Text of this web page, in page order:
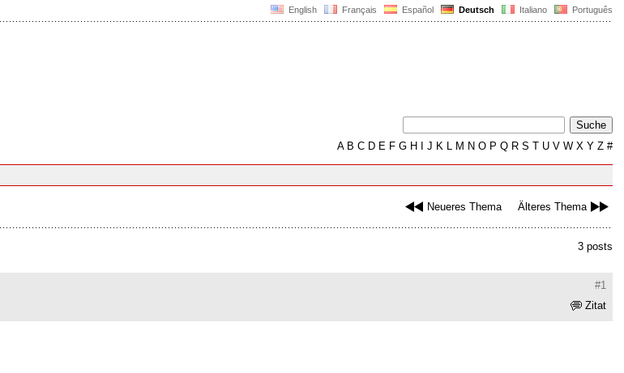
English Français Español Deutsch Italiano Português
AB C D E F G H J K L M N O P Q R S T U V W X Y Z #
Neueres Thema Älteres Thema
3 posts
#1
Zitat